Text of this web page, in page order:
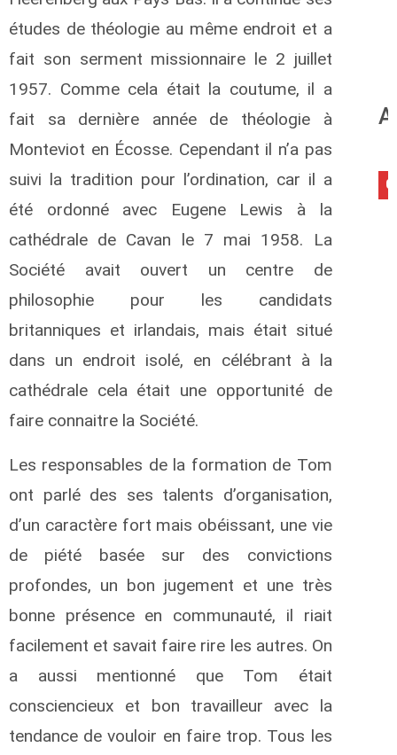
études de théologie au même endroit et a
fait son serment missionnaire le 2 juillet
1957. Comme cela était la coutume, il a
fait sa dernière année de théologie à
Monteviot en Écosse. Cependant il n’a pas
suivi la tradition pour l’ordination, car il a
été ordonné avec Eugene Lewis à la
cathédrale de Cavan le 7 mai 1958. La
Société avait ouvert un centre de
philosophie pour les candidats
britanniques et irlandais, mais était situé
dans un endroit isolé, en célébrant à la
cathédrale cela était une opportunité de
faire connaitre la Société.
Les responsables de la formation de Tom
ont parlé des ses talents d’organisation,
d’un caractère fort mais obéissant, une vie
de piété basée sur des convictions
profondes, un bon jugement et une très
bonne présence en communauté, il riait
facilement et savait faire rire les autres. On
a aussi mentionné que Tom était
consciencieux et bon travailleur avec la
tendance de vouloir en faire trop. Tous les